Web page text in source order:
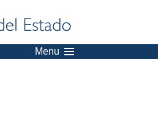
Menu